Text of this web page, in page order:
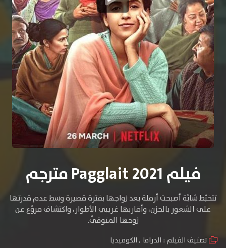
فيلم Pagglait 2021 مترجم
تتخبّط شابّة أصبحت أرملة بعد زواجها بفترة قصيرة وسط عدم قدرتها
على الشعور بالحزن، وأقاربها غريبي الأطوار، واكتشاف مروّع عن
زوجها المتوفّى.
تصنيف الفيلم : الدراما ,الكوميديا